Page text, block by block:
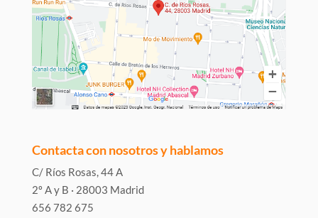
Contacta con nosotros y hablamos
C/ Ríos Rosas, 44 A
2º A y B · 28003 Madrid
656 782 675